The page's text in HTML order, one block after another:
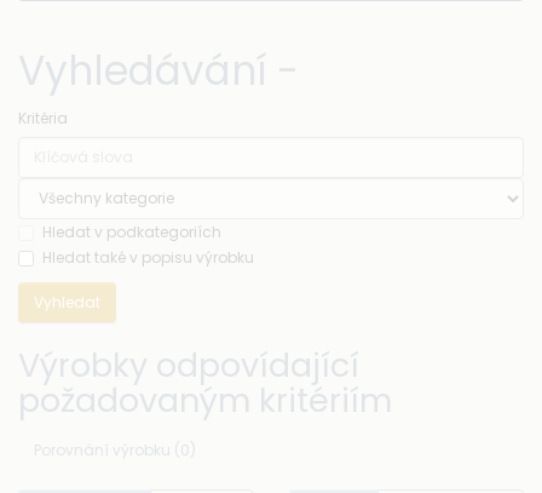
Vyhledávání -
Kritéria
Hledat v podkategoriích
Hledat také v popisu výrobku
Výrobky odpovídající
požadovaným kritériím
Porovnání výrobku (0)